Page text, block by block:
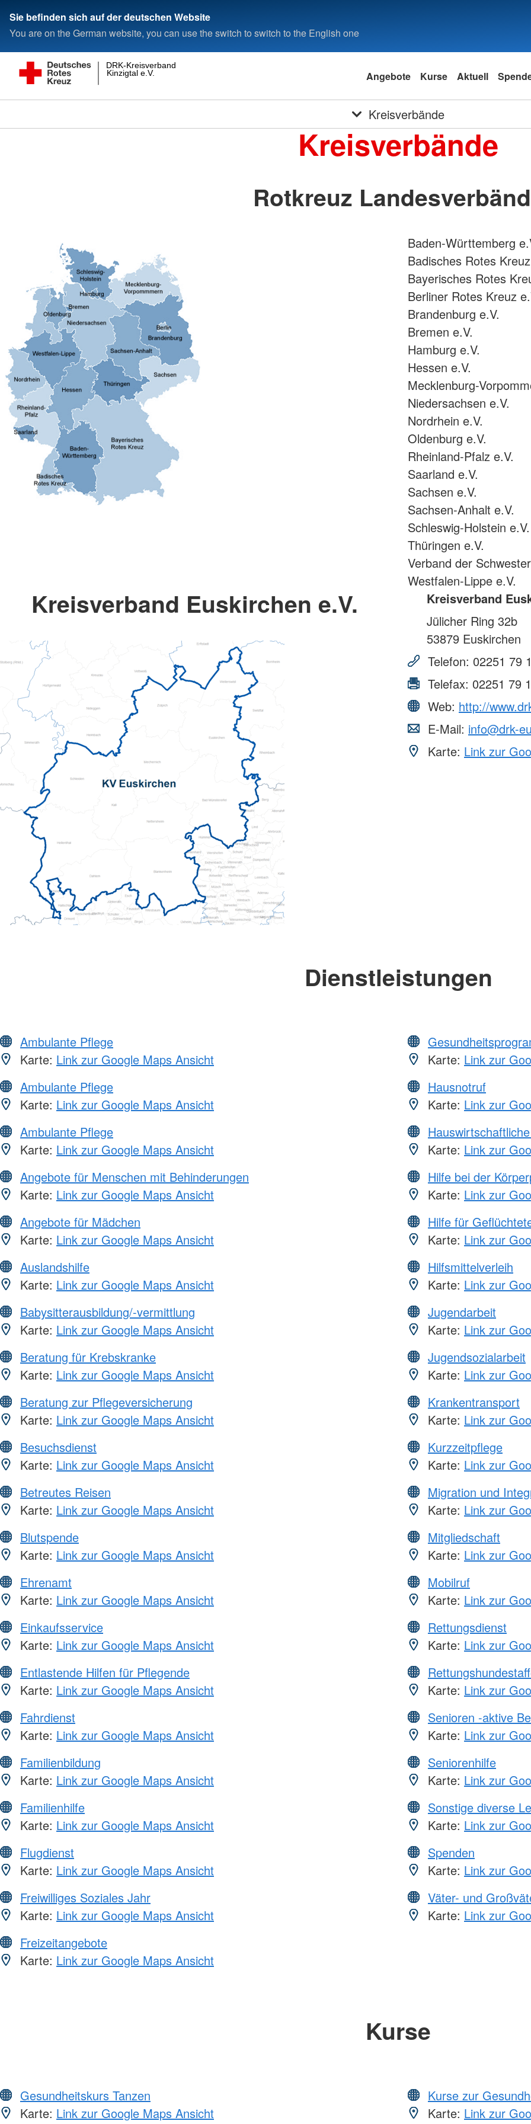
Sie befinden sich auf der deutschen Website
You are on the German website, you can use the switch to switch to the English one
Kinzigtal e.V.
DRK-Kreisverband
Angebote Kurse Aktuell
Kreisverbände
Kreisverbände
Rotkreuz
Baden-Württemberg
Badisches Rotes
Bayerisches Rotes
Berliner Rotes Kreuz
Brandenburg e.V.
Bremen e.V.
Hamburg e.V.
Hessen e.V.
Mecklenburg-
Niedersachsen e.V.
Nordrhein e.V.
Oldenburg e.V.
Rheinland-Pfalz e.V.
Saarland e.V.
Sachsen e.V.
Sachsen-Anhalt e.V.
Schleswig-Holstein e.V.
Thüringen e.V.
Verband der
Westfalen-Lippe e.V.
Kreisverband Euskirchen e.V.
Kreisverband
Jülicher Ring 32b
53879 Euskirchen
Telefon: 02251 79
Telefax: 02251 79
Web: http://
E-Mail: info@drk-
Karte: Link zur
Dienstleistungen
Ambulante Pflege
Karte: Link zur Google Maps Ansicht
Ambulante Pflege
Karte: Link zur Google Maps Ansicht
Ambulante Pflege
Karte: Link zur Google Maps Ansicht
Angebote für Menschen mit Behinderungen
Karte: Link zur Google Maps Ansicht
Angebote für Mädchen
Karte: Link zur Google Maps Ansicht
Auslandshilfe
Karte: Link zur Google Maps Ansicht
Babysitterausbildung/-vermittlung
Karte: Link zur Google Maps Ansicht
Beratung für Krebskranke
Karte: Link zur Google Maps Ansicht
Beratung zur Pflegeversicherung
Karte: Link zur Google Maps Ansicht
Besuchsdienst
Karte: Link zur Google Maps Ansicht
Betreutes Reisen
Karte: Link zur Google Maps Ansicht
Blutspende
Karte: Link zur Google Maps Ansicht
Ehrenamt
Karte: Link zur Google Maps Ansicht
Einkaufsservice
Karte: Link zur Google Maps Ansicht
Entlastende Hilfen für Pflegende
Karte: Link zur Google Maps Ansicht
Fahrdienst
Karte: Link zur Google Maps Ansicht
Familienbildung
Karte: Link zur Google Maps Ansicht
Familienhilfe
Karte: Link zur Google Maps Ansicht
Flugdienst
Karte: Link zur Google Maps Ansicht
Freiwilliges Soziales Jahr
Karte: Link zur Google Maps Ansicht
Freizeitangebote
Karte: Link zur Google Maps Ansicht
Karte: Link zur
Hausnotruf
Karte: Link zur
Karte: Link zur
Hilfe bei der
Karte: Link zur
Hilfe für
Karte: Link zur
Hilfsmittelverleih
Karte: Link zur
Jugendarbeit
Karte: Link zur
Jugendsozialarbeit
Karte: Link zur
Krankentransport
Karte: Link zur
Kurzzeitpflege
Karte: Link zur
Migration und
Karte: Link zur
Mitgliedschaft
Karte: Link zur
Mobilruf
Karte: Link zur
Rettungsdienst
Karte: Link zur
Karte: Link zur
Senioren -aktive
Karte: Link zur
Seniorenhilfe
Karte: Link zur
Sonstige diverse
Karte: Link zur
Spenden
Karte: Link zur
Väter- und
Karte: Link zur
Kurse
Gesundheitskurs Tanzen
Karte: Link zur Google Maps Ansicht
Kurse zur
Karte: Link zur